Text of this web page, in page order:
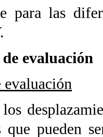
para las
evaluación
que pueden